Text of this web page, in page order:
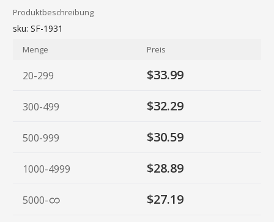
Produktbeschreibung
sku: SF-1931
Menge Preis
20-299 $33.99
300-499 $32.29
500-999 $30.59
1000-4999 $28.89
5000- $27.19